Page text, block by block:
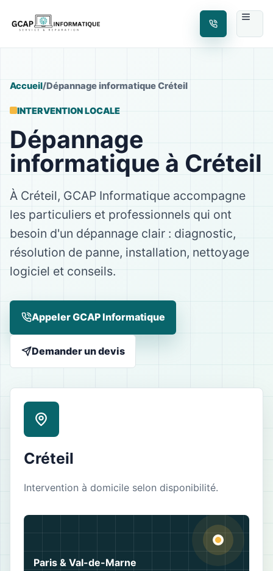
Accueil/Dépannage informatique Créteil
INTERVENTION LOCALE
Dépannage
informatique à Créteil
À Créteil, GCAP Informatique accompagne
les particuliers et professionnels qui ont
besoin d'un dépannage clair : diagnostic,
résolution de panne, installation, nettoyage
logiciel et conseils.
Appeler GCAP Informatique
Demander un devis
Créteil
Intervention à domicile selon disponibilité.
Paris & Val-de-Marne